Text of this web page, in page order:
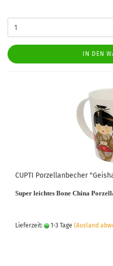
IN DEN
CUPTI Porzellanbecher
Super leichtes Bone China
Lieferzeit: 1-3 Tage (Ausland